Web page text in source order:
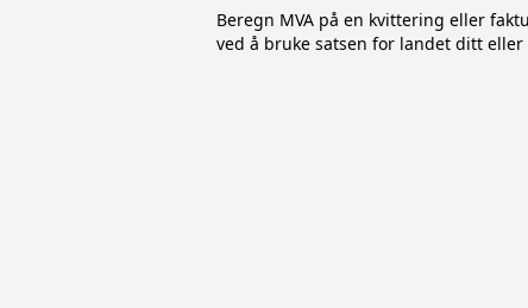
Beregn MVA på en kvittering eller
ved å bruke satsen for landet ditt